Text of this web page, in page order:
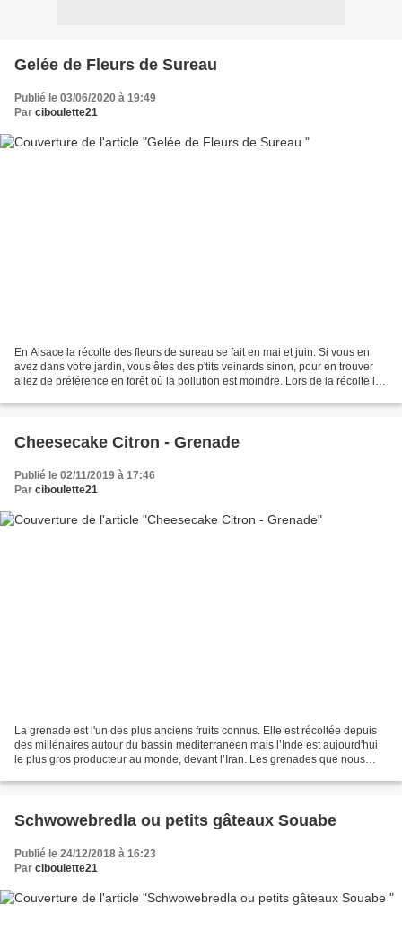
Gelée de Fleurs de Sureau
Publié le 03/06/2020 à 19:49
Par ciboulette21
En Alsace la récolte des fleurs de sureau se fait en mai et juin. Si vous en
avez dans votre jardin, vous êtes des p'tits veinards sinon, pour en trouver
allez de préférence en forêt où la pollution est moindre. Lors de la récolte les
Cheesecake Citron - Grenade
Publié le 02/11/2019 à 17:46
Par ciboulette21
La grenade est l'un des plus anciens fruits connus. Elle est récoltée depuis
des millénaires autour du bassin méditerranéen mais l’Inde est aujourd'hui
le plus gros producteur au monde, devant l’Iran. Les grenades que nous
Schwowebredla ou petits gâteaux Souabe
Publié le 24/12/2018 à 16:23
Par ciboulette21